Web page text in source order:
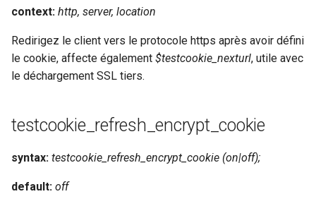
context: http, server, location
Redirigez le client vers le protocole https après avoir défini
le cookie, affecte également $testcookie_nexturl, utile avec
le déchargement SSL tiers.
testcookie_refresh_encrypt_cookie
syntax: testcookie_refresh_encrypt_cookie (on|off);
default: off